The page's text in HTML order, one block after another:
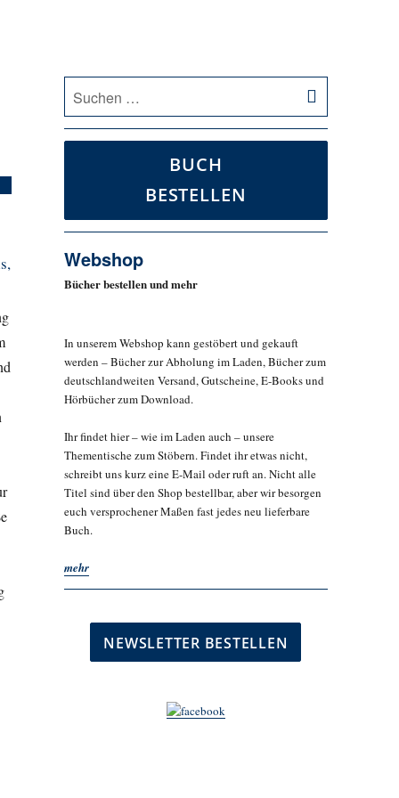
nach:
BUCH
BESTELLEN
Webshop
Bücher bestellen und mehr
In unserem Webshop kann gestöbert und gekauft
werden – Bücher zur Abholung im Laden, Bücher zum
deutschlandweiten Versand, Gutscheine, E-Books und
Hörbücher zum Download.
Ihr findet hier – wie im Laden auch – unsere
Thementische zum Stöbern. Findet ihr etwas nicht,
schreibt uns kurz eine E-Mail oder ruft an. Nicht alle
Titel sind über den Shop bestellbar, aber wir besorgen
euch versprochener Maßen fast jedes neu lieferbare
Buch.
mehr